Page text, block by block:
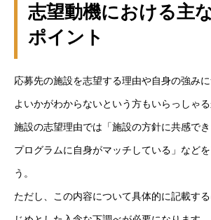
志望動機における主
ポイント
応募先の施設を志望する理由や自身の強み
よいかがわからないという方もいらっしゃる
施設の志望理由では「施設の方針に共感で
プログラムに自身がマッチしている」など
う。
ただし、この内容について具体的に記載す